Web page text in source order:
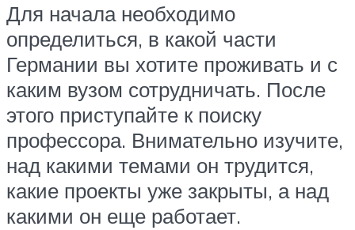
Для начала необходимо
определиться, в какой части
Германии вы хотите проживать и с
каким вузом сотрудничать. После
этого приступайте к поиску
профессора. Внимательно изучите,
над какими темами он трудится,
какие проекты уже закрыты, а над
какими он еще работает.